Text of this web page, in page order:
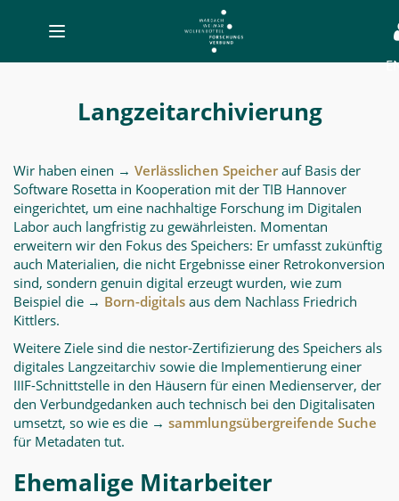
Toggle
navigation
MWW-
Forschung
Langzeitarchivierung
Wir haben einen → Verlässlichen Speicherauf Basis der
Software Rosetta in Kooperation mit der TIB Hannover
eingerichtet, um eine nachhaltige Forschung im Digitalen
Labor auch langfristig zu gewährleisten. Momentan
erweitern wir den Fokus des Speichers: Er umfasst zukünftig
auch Materialien, die nicht Ergebnisse einer Retrokonversion
sind, sondern genuin digital erzeugt wurden, wie zum
Beispiel die → Born-digitals aus dem Nachlass Friedrich
Kittlers.
Weitere Ziele sind die nestor-Zertifizierung des Speichers als
digitales Langzeitarchiv sowie die Implementierung einer
IIIF-Schnittstelle in den Häusern für einen Medienserver, der
den Verbundgedanken auch technisch bei den Digitalisaten
umsetzt, so wie es die → sammlungsübergreifende Suche
für Metadaten tut.
Ehemalige Mitarbeiter